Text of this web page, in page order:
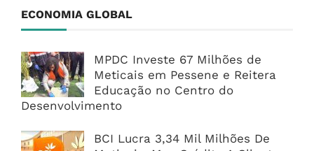
ECONOMIA GLOBAL
MPDC Investe 67 Milhões de
Meticais em Pessene e Reitera
Educação no Centro do
Desenvolvimento
BCI Lucra 3,34 Mil Milhões De